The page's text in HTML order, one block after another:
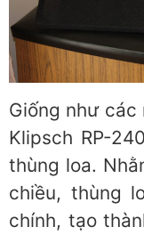
Giống như các
Klipsch RP-
thùng loa.
chiều, thùng
chính, tạo